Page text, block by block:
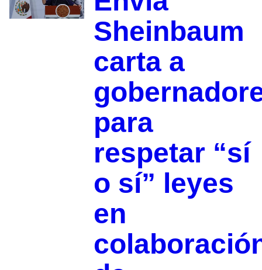
Sheinbaum
carta a
para
respetar “sí
o sí” leyes
en